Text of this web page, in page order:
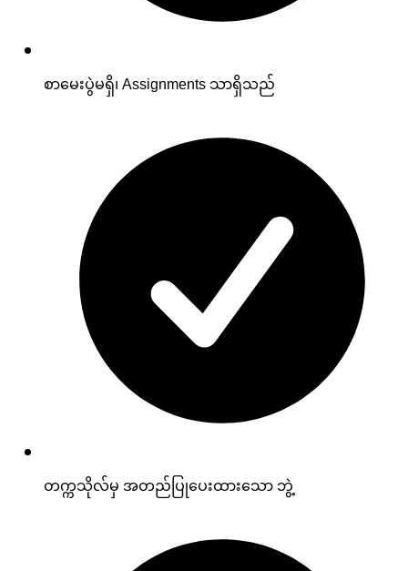
စာမေးပွဲမရှိ၊ Assignments သာရှိသည်
တက္ကသိုလ်မှ အတည်ပြုပေးထားသော ဘွဲ့